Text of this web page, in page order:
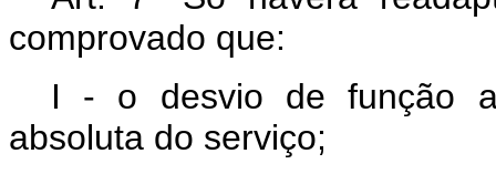
comprovado que:
I - o desvio de função
absoluta do serviço;